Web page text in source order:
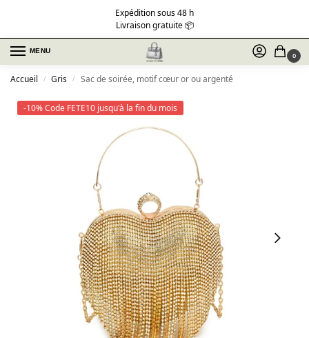
Expédition sous 48 h
Livraison gratuite 📦
MENU
0
Accueil / Gris / Sac de soirée, motif cœur or ou argenté
-10% Code FETE10 jusqu'à la fin du mois